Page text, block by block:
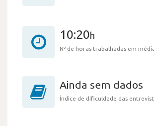
10:20h
Nº de horas trabalhadas em
Ainda sem dados
Índice de dificuldade das